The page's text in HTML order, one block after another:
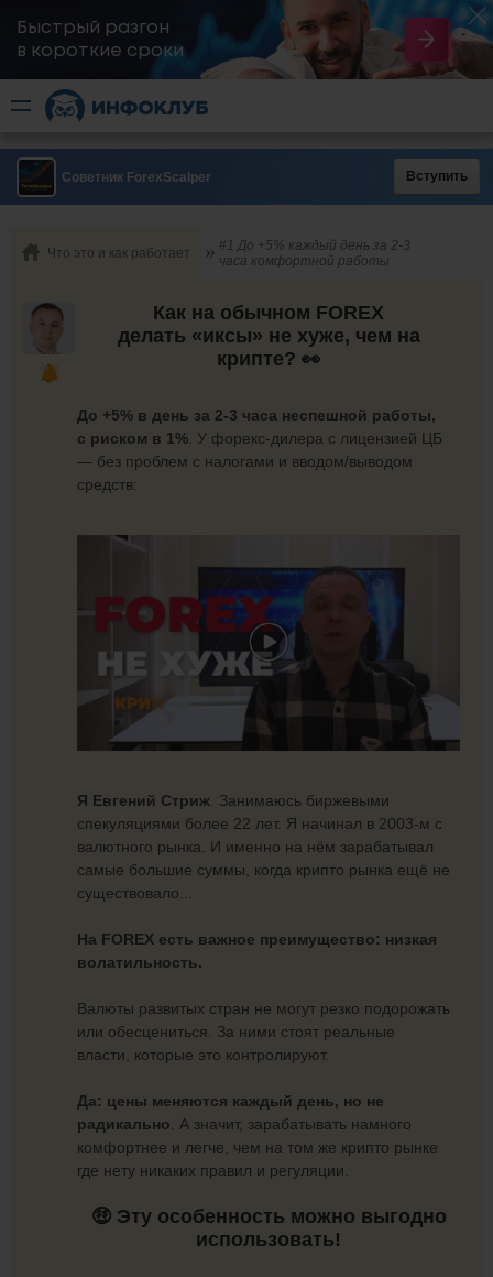
Быстрый разгон
​в короткие сроки
Советник ForexScalper Вступить
Что это и как работает
#1 До +5% каждый день за 2-3
часа комфортной работы
Как на обычном FOREX
делать «иксы» не хуже, чем на
крипте? 👀
До +5% в день за 2-3 часа неспешной работы,
с риском в 1% . У форекс-дилера с лицензией ЦБ
— без проблем с налогами и вводом/выводом
средств:
Я Евгений Стриж . Занимаюсь биржевыми
спекуляциями более 22 лет. Я начинал в 2003-м с
валютного рынка. И именно на нём зарабатывал
самые большие суммы, когда крипто рынка ещё не
существовало...
На FOREX есть важное преимущество: низкая
волатильность.
Валюты развитых стран не могут резко подорожать
или обесцениться. За ними стоят реальные
власти, которые это контролируют.
Да: цены меняются каждый день, но не
радикально . А значит, зарабатывать намного
комфортнее и легче, чем на том же крипто рынке
где нету никаких правил и регуляции.
🤑 Эту особенность можно выгодно
использовать!